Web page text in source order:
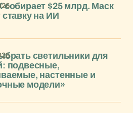
собирает $25 млрд. Маск
ставку на ИИ
светильники для
подвесные,
настенные и
модели»